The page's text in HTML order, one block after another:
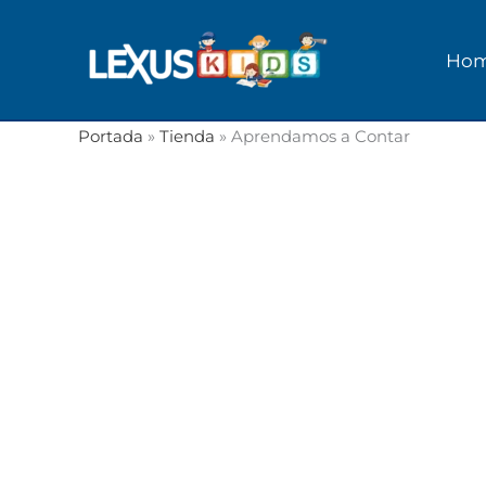
Portada » Tienda » Aprendamos a Contar